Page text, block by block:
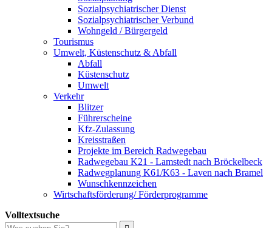
Sozialpsychiatrischer Dienst
Sozialpsychiatrischer Verbund
Wohngeld / Bürgergeld
Tourismus
Umwelt, Küstenschutz & Abfall
Abfall
Küstenschutz
Umwelt
Verkehr
Blitzer
Führerscheine
Kfz-Zulassung
Kreisstraßen
Projekte im Bereich Radwegebau
Radwegebau K21 - Lamstedt nach Bröckelbeck
Radwegplanung K61/K63 - Laven nach Bramel
Wunschkennzeichen
Wirtschaftsförderung/ Förderprogramme
Volltextsuche